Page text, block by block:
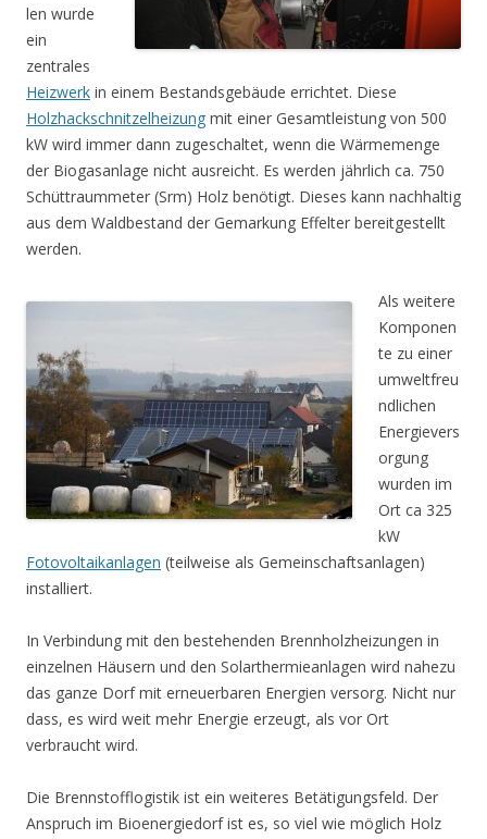
len wurde
ein
zentrales
Heizwerk in einem Bestandsgebäude errichtet. Diese
Holzhackschnitzelheizung mit einer Gesamtleistung von 500
kW wird immer dann zugeschaltet, wenn die Wärmemenge
der Biogasanlage nicht ausreicht. Es werden jährlich ca. 750
Schüttraummeter (Srm) Holz benötigt. Dieses kann nachhaltig
aus dem Waldbestand der Gemarkung Effelter bereitgestellt
werden.
Als weitere
Komponen
te zu einer
umweltfreu
ndlichen
Energievers
orgung
wurden im
Ort ca 325
kW
Fotovoltaikanlagen (teilweise als Gemeinschaftsanlagen)
installiert.
In Verbindung mit den bestehenden Brennholzheizungen in
einzelnen Häusern und den Solarthermieanlagen wird nahezu
das ganze Dorf mit erneuerbaren Energien versorg. Nicht nur
dass, es wird weit mehr Energie erzeugt, als vor Ort
verbraucht wird.
Die Brennstofflogistik ist ein weiteres Betätigungsfeld. Der
Anspruch im Bioenergiedorf ist es, so viel wie möglich Holz